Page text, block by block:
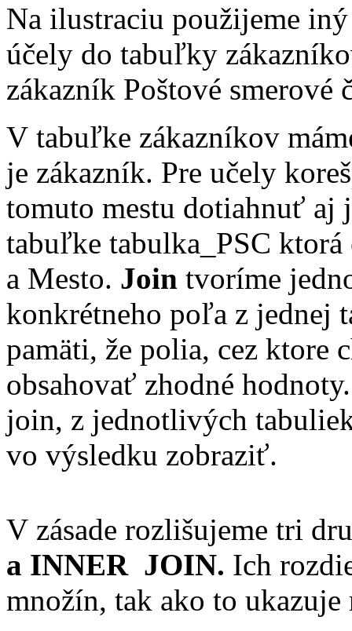
Na ilustraciu použijeme
účely do tabuľky
zákazník Poštové smerové
V tabuľke zákazníkov
je zákazník. Pre učely
tomuto mestu dotiahnuť aj
tabuľke tabulka_PSC ktorá
a Mesto. Join tvoríme
konkrétneho poľa z jednej
pamäti, že polia, cez ktore
obsahovať zhodné
join, z jednotlivých
vo výsledku zobraziť.
V zásade rozlišujeme tri
a INNER JOIN. Ich
množín, tak ako to